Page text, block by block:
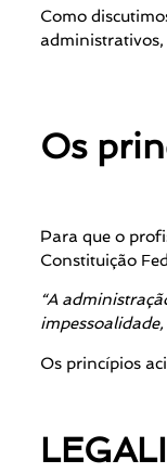
Como
Os
Para que o
Constituição
“A
Os princípios